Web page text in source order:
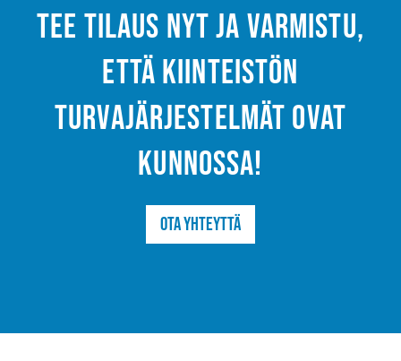
Tee tilaus nyt ja varmistu,
että kiinteistön
turvajärjestelmät ovat
kunnossa!
Ota yhteyttä